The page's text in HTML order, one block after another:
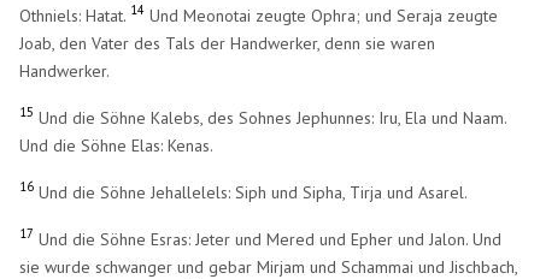
Othniels: Hatat. 14 Und Meonotai zeugte Ophra; und Seraja zeugte
Joab, den Vater des Tals der Handwerker, denn sie waren
Handwerker.
15 Und die Söhne Kalebs, des Sohnes Jephunnes: Iru, Ela und Naam.
Und die Söhne Elas: Kenas.
16 Und die Söhne Jehallelels: Siph und Sipha, Tirja und Asarel.
17 Und die Söhne Esras: Jeter und Mered und Epher und Jalon. Und
sie wurde schwanger und gebar Mirjam und Schammai und Jischbach,